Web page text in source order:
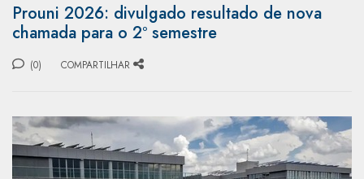
Prouni 2026: divulgado resultado de nova
chamada para o 2º semestre
(0) COMPARTILHAR